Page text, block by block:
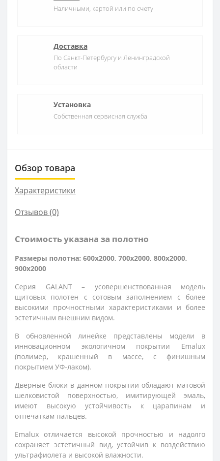
Наличными, картой или по счету
Доставка
По Санкт-Петербургу и Ленинградской
области
Установка
Собственная сервисная служба
Обзор товара
Характеристики
Отзывов (0)
Стоимость указана за полотно
Размеры полотна: 600x2000, 700x2000, 800x2000,
900x2000
Серия GALANT – усовершенствованная модель
щитовых полотен c сотовым заполнением с более
высокими прочностными характеристиками и более
эстетичным внешним видом.
В обновленной линейке представлены модели в
инновационном экологичном покрытии Emalux
(полимер, крашенный в массе, с финишным
покрытием УФ-лаком).
Дверные блоки в данном покрытии обладают матовой
шелковистой поверхностью, имитирующей эмаль,
имеют высокую устойчивость к царапинам и
отпечаткам пальцев.
Emalux отличается высокой прочностью и надолго
сохраняет эстетичный вид, устойчив к воздействию
ультрафиолета и высокой влажности.